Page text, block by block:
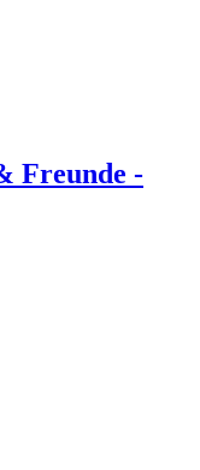
Freunde -